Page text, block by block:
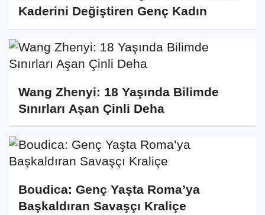
Kaderini Değiştiren Genç Kadın
Wang Zhenyi: 18 Yaşında Bilimde
Sınırları Aşan Çinli Deha
Boudica: Genç Yaşta Roma’ya
Başkaldıran Savaşçı Kraliçe